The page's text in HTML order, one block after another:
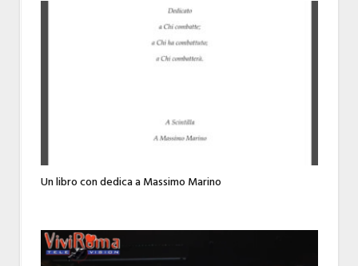
Un libro con dedica a Massimo Marino